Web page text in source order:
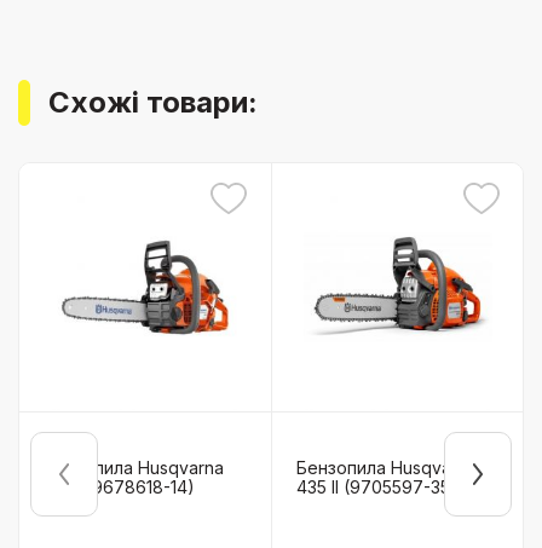
Схожі товари:
Бензопила Husqvarna
135 II (9678618-14)
Бензопила Husqvarna
435 II (9705597-35)